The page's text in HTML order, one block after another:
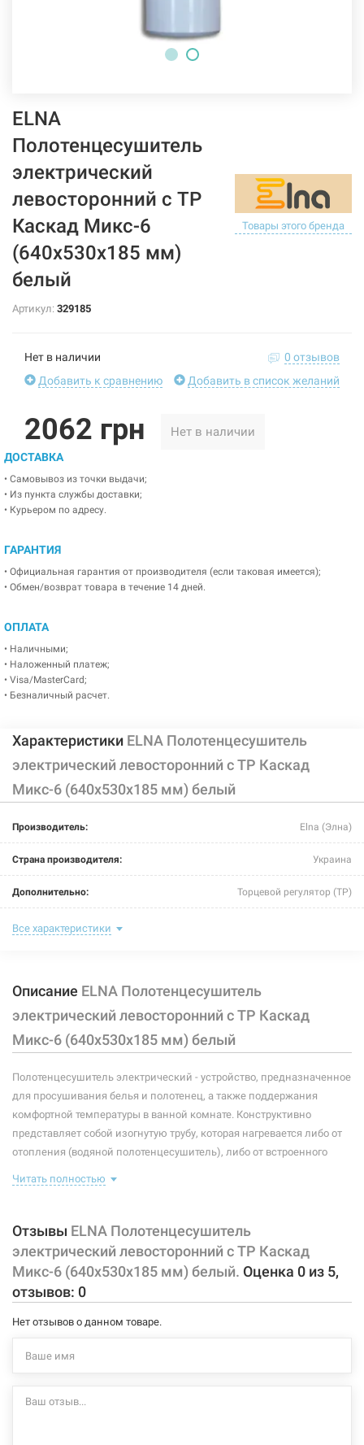
ELNA
Полотенцесушитель
электрический
левосторонний с ТР
Каскад Микс-6
(640х530х185 мм)
белый
Товары этого бренда
Артикул: 329185
Нет в наличии
0 отзывов
Добавить к сравнению
Добавить в список желаний
2062 грн Нет в наличии
ДОСТАВКА
• Самовывоз из точки выдачи;
• Из пункта службы доставки;
• Курьером по адресу.
ГАРАНТИЯ
• Официальная гарантия от производителя (если таковая имеется);
• Обмен/возврат товара в течение 14 дней.
ОПЛАТА
• Наличными;
• Наложенный платеж;
• Visa/MasterCard;
• Безналичный расчет.
Характеристики ELNA Полотенцесушитель
электрический левосторонний с ТР Каскад
Микс-6 (640х530х185 мм) белый
Производитель: Elna (Элна)
Страна производителя: Украина
Дополнительно: Торцевой регулятор (ТР)
Цвет:
Глубина:
Высота:
Мощность: -
Тип крепления: стационарный
Тип подключения: левосторонний
Материал корпуса:
Все характеристики
Описание ELNA Полотенцесушитель
электрический левосторонний с ТР Каскад
Микс-6 (640х530х185 мм) белый
Полотенцесушитель электрический - устройство, предназначенное
для просушивания белья и полотенец, а также поддержания
комфортной температуры в ванной комнате. Конструктивно
представляет собой изогнутую трубу, которая нагревается либо от
отопления (водяной полотенцесушитель), либо от встроенного
правильно подобранный полотенцесушитель станет
Характеристики и конфигурация изделия, а также комплектация
товара могут изменяться производителем без уведомления. За
внесенные производителем изменения, магазин ответственности
не несет.
Читать полностью
Отзывы ELNA Полотенцесушитель
электрический левосторонний с ТР Каскад
Микс-6 (640х530х185 мм) белый. Оценка 0 из 5,
отзывов: 0
Нет отзывов о данном товаре.